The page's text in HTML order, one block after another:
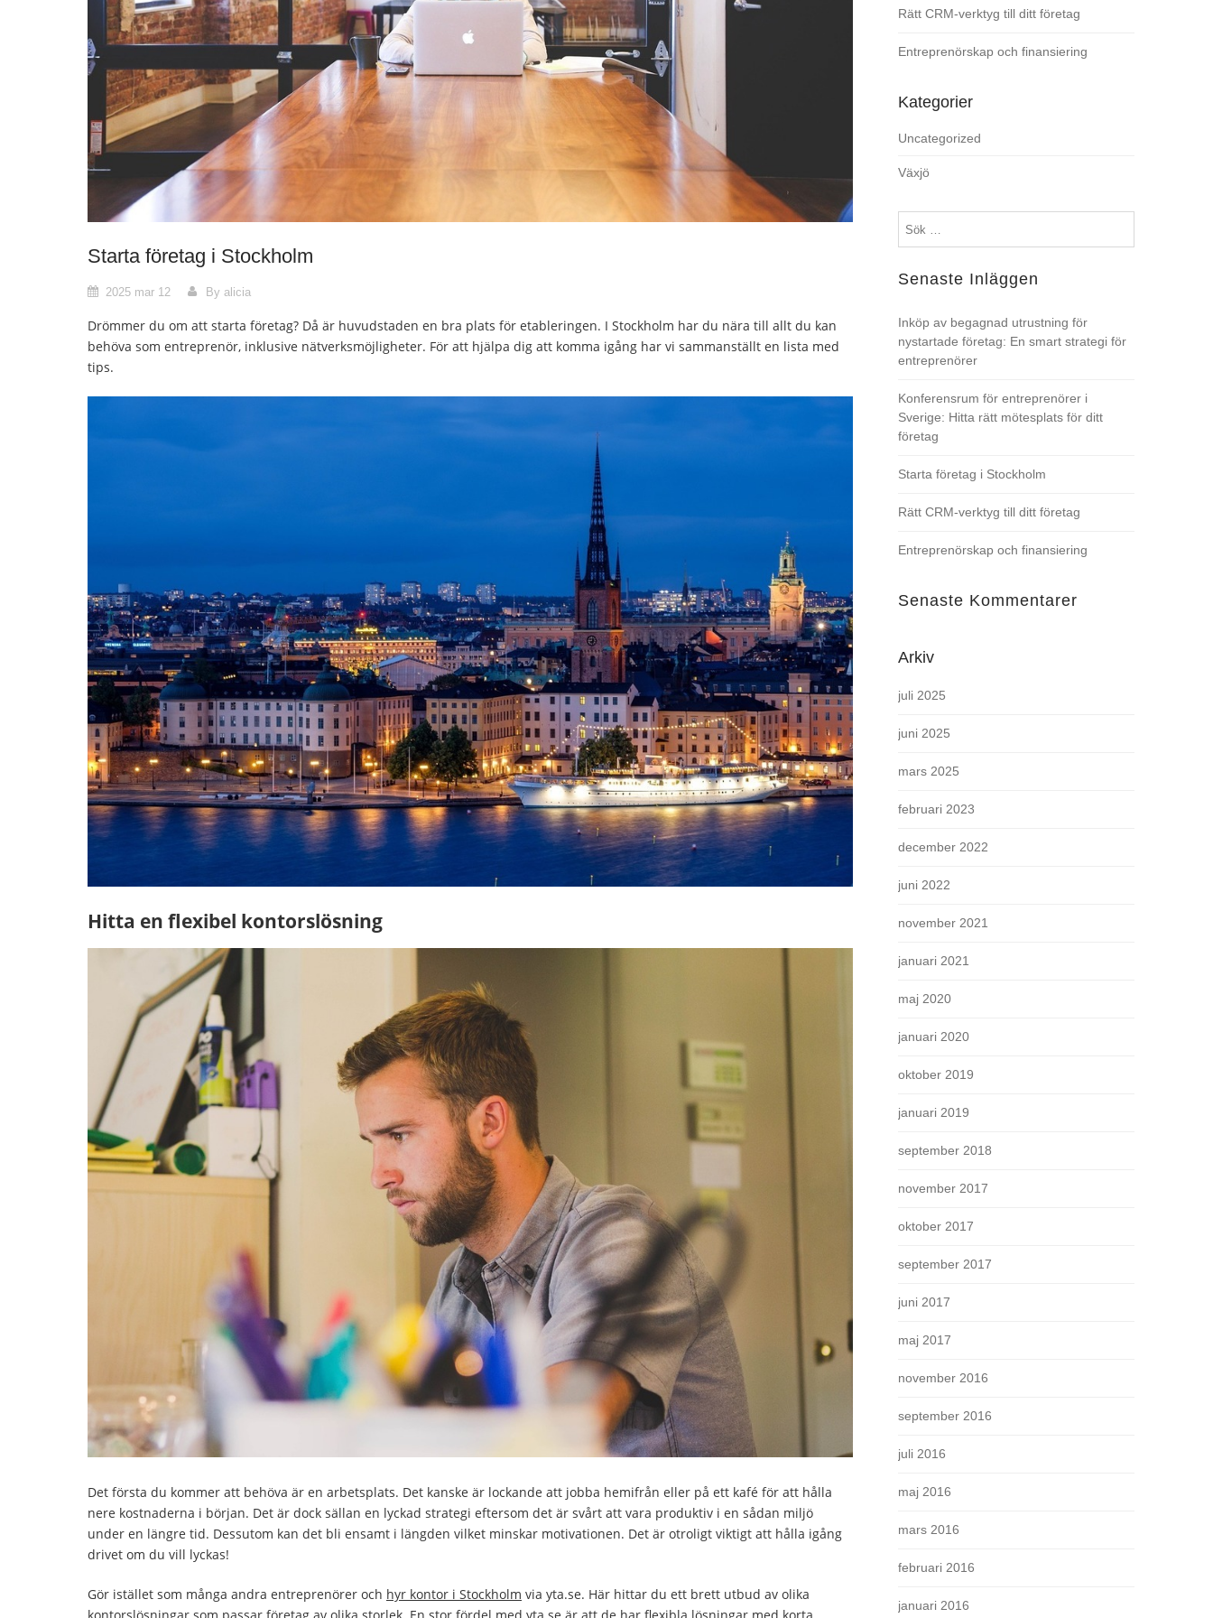
Starta företag i Stockholm
2025 mar 12 By alicia
Drömmer du om att starta företag? Då är huvudstaden en bra plats för etableringen. I Stockholm har du nära till allt du kan
behöva som entreprenör, inklusive nätverksmöjligheter. För att hjälpa dig att komma igång har vi sammanställt en lista med
tips.
Hitta en flexibel kontorslösning
Det första du kommer att behöva är en arbetsplats. Det kanske är lockande att jobba hemifrån eller på ett kafé för att hålla
nere kostnaderna i början. Det är dock sällan en lyckad strategi eftersom det är svårt att vara produktiv i en sådan miljö
under en längre tid. Dessutom kan det bli ensamt i längden vilket minskar motivationen. Det är otroligt viktigt att hålla igång
drivet om du vill lyckas!
Gör istället som många andra entreprenörer och hyr kontor i Stockholm via yta.se. Här hittar du ett brett utbud av olika
Rätt CRM-verktyg till ditt företag
Entreprenörskap och finansiering
Kategorier
Uncategorized
Växjö
Senaste Inläggen
Inköp av begagnad utrustning för
nystartade företag: En smart strategi för
entreprenörer
Konferensrum för entreprenörer i
Sverige: Hitta rätt mötesplats för ditt
företag
Starta företag i Stockholm
Rätt CRM-verktyg till ditt företag
Entreprenörskap och finansiering
Senaste Kommentarer
Arkiv
juli 2025
juni 2025
mars 2025
februari 2023
december 2022
juni 2022
november 2021
januari 2021
maj 2020
januari 2020
oktober 2019
januari 2019
september 2018
november 2017
oktober 2017
september 2017
juni 2017
maj 2017
november 2016
september 2016
juli 2016
maj 2016
mars 2016
februari 2016
januari 2016